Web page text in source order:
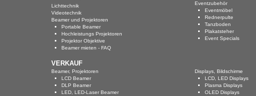
Lichttechnik
Videotechnik
Beamer und Projektoren
Portable Beamer
Hochleistungs Projektoren
Projektor Objektive
Beamer mieten - FAQ
Eventzubehör
Eventmöbel
Rednerpulte
Tanzboden
Plakatsteher
Event Specials
VERKAUF
Beamer, Projektoren
LCD Beamer
DLP Beamer
LED, LED-Laser Beamer
Displays, Bildschirme
LCD, LED Displays
Plasma Displays
OLED Displays